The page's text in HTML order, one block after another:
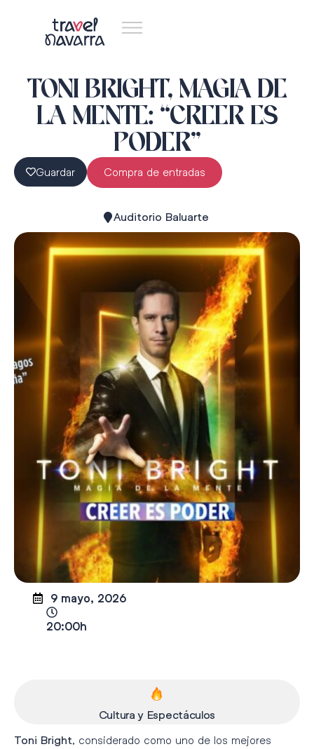
TONI BRIGHT, MAGIA DE
LA MENTE: “CREER ES
PODER”
Guardar Compra de entradas
Auditorio Baluarte
9 mayo, 2026
20:00h
Cultura y Espectáculos
Toni Bright, considerado como uno de los mejores